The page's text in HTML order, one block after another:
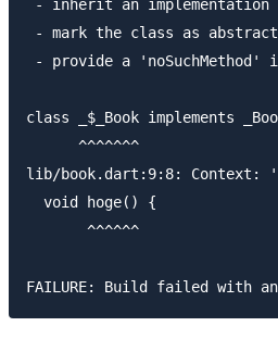
- inherit an implementation
- mark the class as
- provide a 'noSuchMethod'
class _$_Book implements
      ^^^^^^^
lib/book.dart:9:8: Context:
  void hoge() {
       ^^^^^^